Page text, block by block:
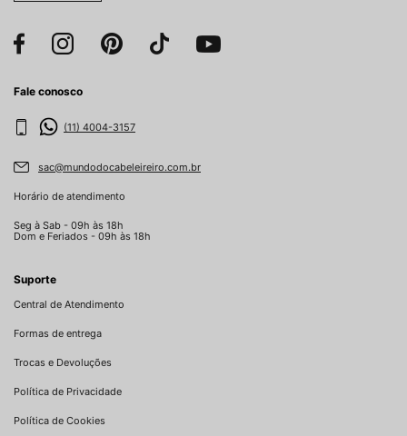
Fale conosco
(11) 4004-3157
sac@mundodocabeleireiro.com.br
Horário de atendimento
Seg à Sab - 09h às 18h
Dom e Feriados - 09h às 18h
Suporte
Central de Atendimento
Formas de entrega
Trocas e Devoluções
Política de Privacidade
Política de Cookies